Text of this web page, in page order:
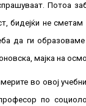
Потоа
бидејќи не
да ги
мајка на
во овој
по